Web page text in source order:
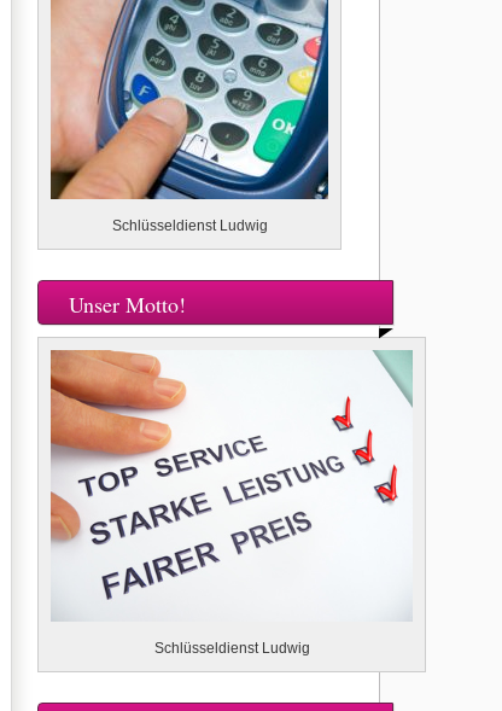
Schlüsseldienst Ludwig
Unser Motto!
Schlüsseldienst Ludwig